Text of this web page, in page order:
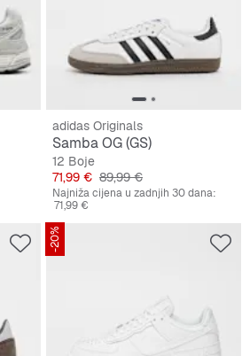
adidas Originals
Samba OG (GS)
12 Boje
Cijena
71,99 € Originalna cijena
89,99 €
Najniža cijena u zadnjih 30 dana:
71,99 €
-20%